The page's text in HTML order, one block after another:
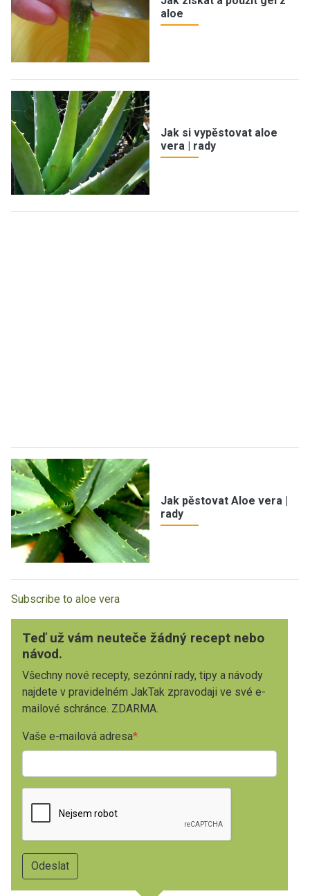
aloe
Jak si vypěstovat aloe
vera | rady
Jak pěstovat Aloe vera |
rady
Subscribe to aloe vera
Teď už vám neuteče žádný recept nebo
návod.
Všechny nové recepty, sezónní rady, tipy a návody
najdete v pravidelném JakTak zpravodaji ve své e-
mailové schránce. ZDARMA.
Vaše e-mailová adresa